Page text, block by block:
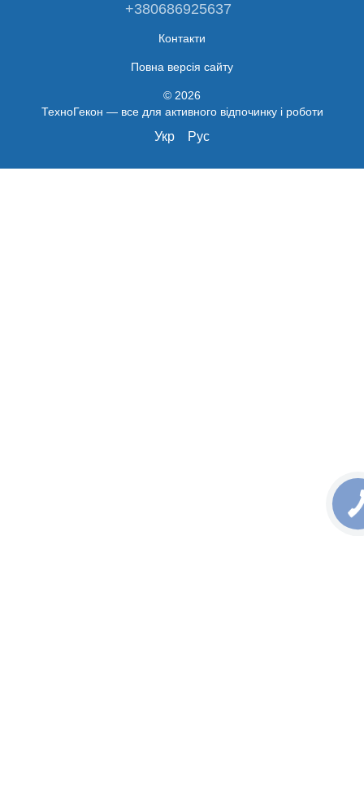
+380686925637
Контакти
Повна версія сайту
© 2026
ТехноГекон — все для активного відпочинку і роботи
Укр Рус